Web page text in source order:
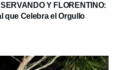
Y FLORENTINO:
que Celebra el Orgullo